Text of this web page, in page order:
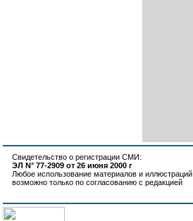
Свидетельство о регистрации СМИ:
ЭЛ N° 77-2909 от 26 июня 2000 г
Любое использование материалов и иллюстраций
возможно только по согласованию с редакцией